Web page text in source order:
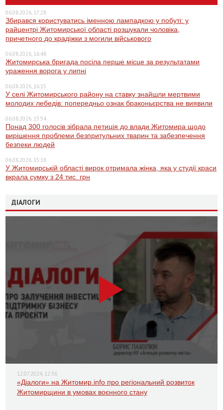
06.08.2026, 17:28
Збирався користуватись іменною лампадкою у побуті: у
райцентрі Житомирської області розшукали чоловіка,
причетного до крадіжки з могили військового
06.08.2026, 16:48
Житомирська бригада посіла перше місце за результатами
ураження ворога у липні
06.08.2026, 16:15
У селі Житомирського району на ставку знайшли мертвими
молодих лебедів: попередньо ознак браконьєрства не виявили
06.08.2026, 15:54
Понад 300 голосів зібрала петиція до влади Житомира щодо
вирішення проблеми безпритульних тварин та забезпечення
безпеки людей
06.08.2026, 15:18
У Житомирській області вирок отримала жінка, яка у студії краси
вкрала сумку з 24 тис. грн
ДІАЛОГИ
12.07.2024, 12:36
«Діалоги» на Житомир.info про регіональний розвиток
Житомирщини в умовах воєнного стану